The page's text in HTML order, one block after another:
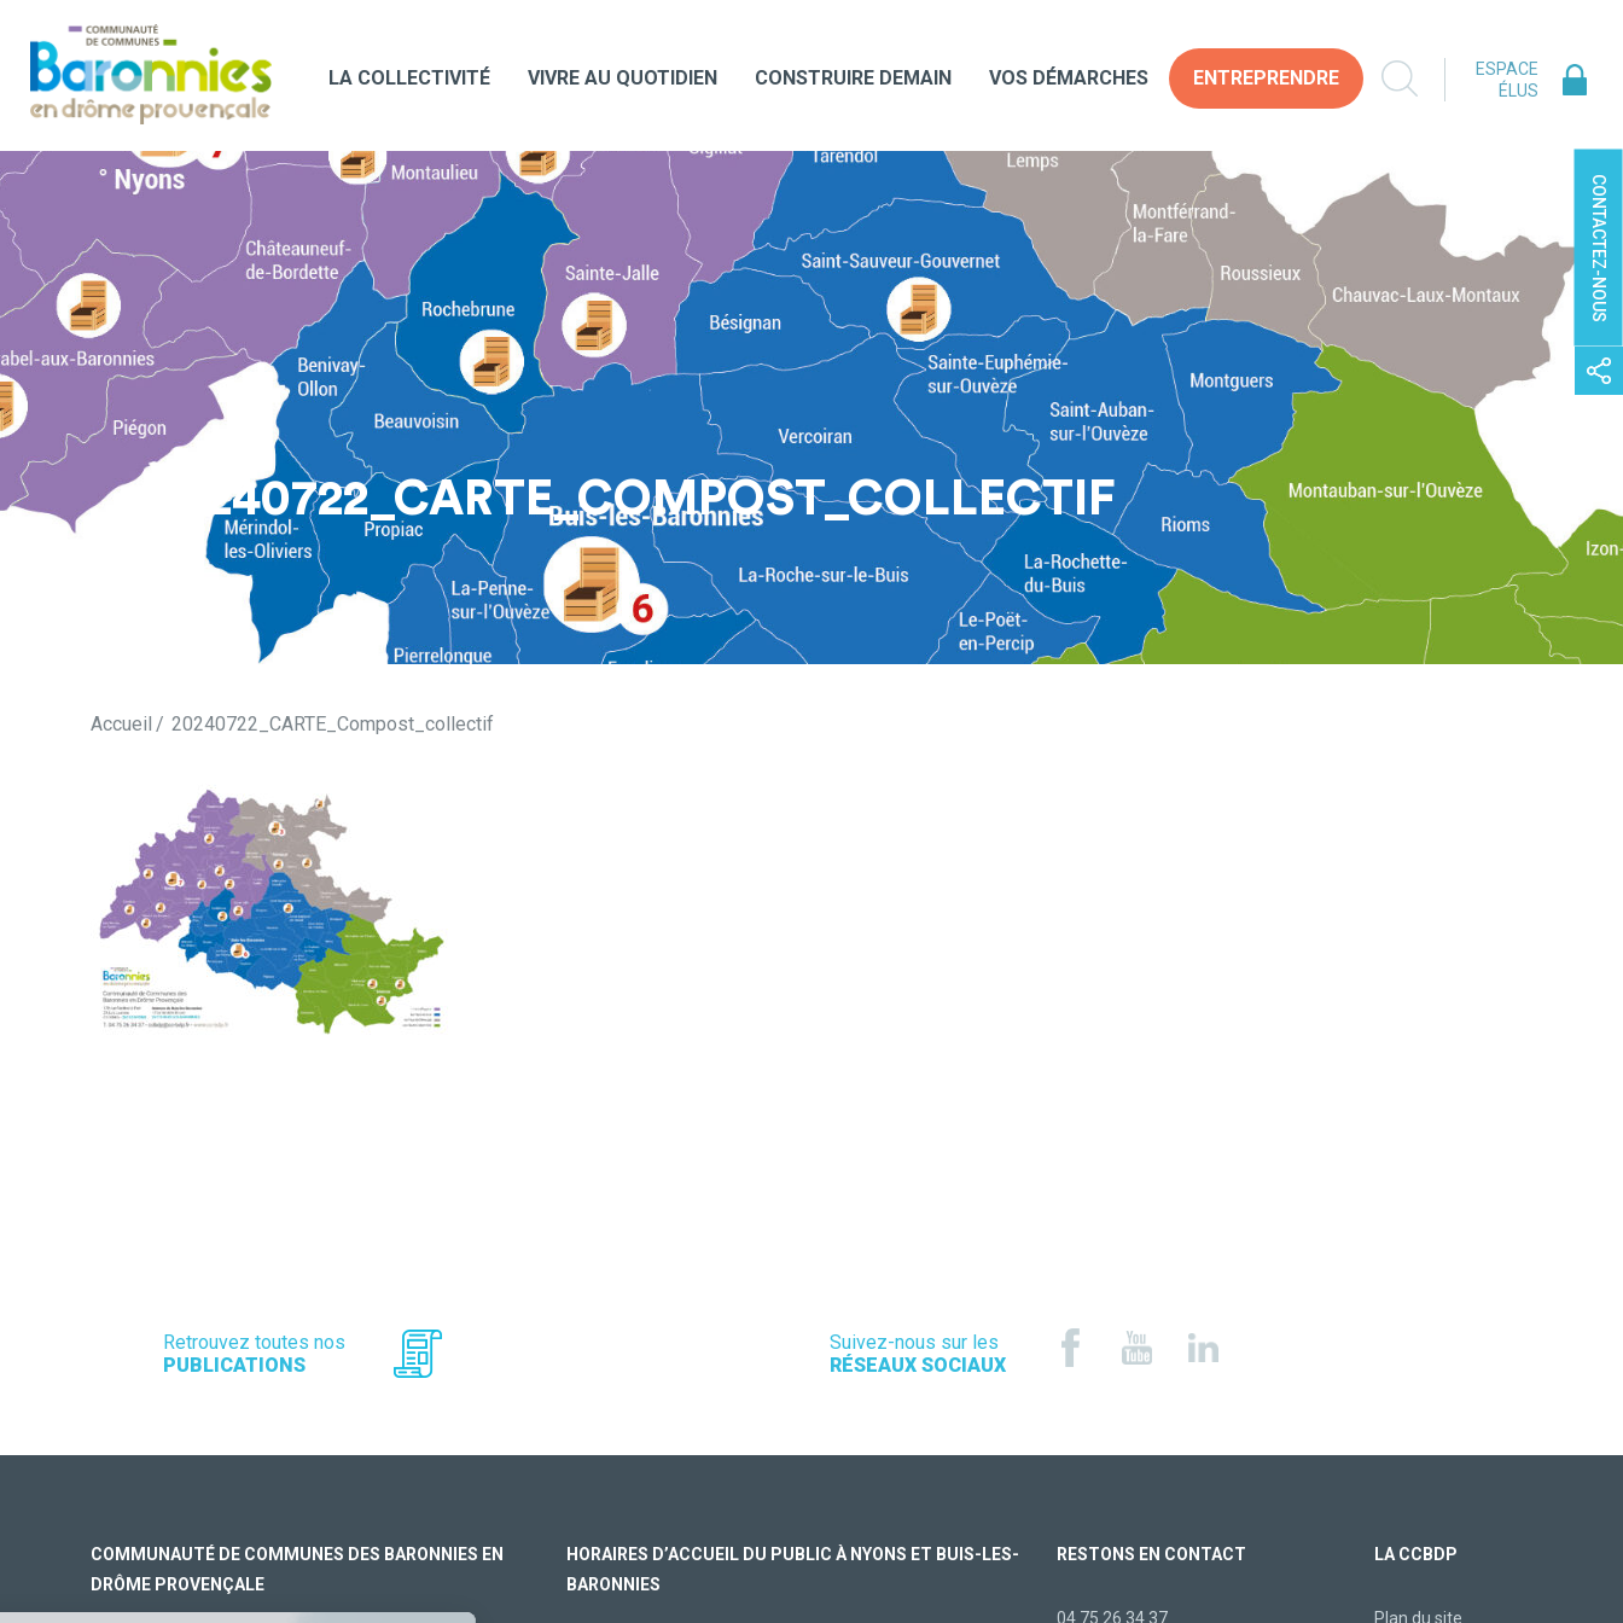
LA COLLECTIVITÉ VIVRE AU QUOTIDIEN CONSTRUIRE DEMAIN VOS DÉMARCHES ENTREPRENDRE
ESPACE
ÉLUS
CONTACTEZ-NOUS
20240722_CARTE_COMPOST_COLLECTIF
Accueil 20240722_CARTE_Compost_collectif
Retrouvez toutes nos
PUBLICATIONS
Suivez-nous sur les
RÉSEAUX SOCIAUX
COMMUNAUTÉ DE COMMUNES DES BARONNIES EN
DRÔME PROVENÇALE
HORAIRES D’ACCUEIL DU PUBLIC À NYONS ET BUIS-LES-
BARONNIES
RESTONS EN CONTACT
04 75 26 34 37
LA CCBDP
Plan du site